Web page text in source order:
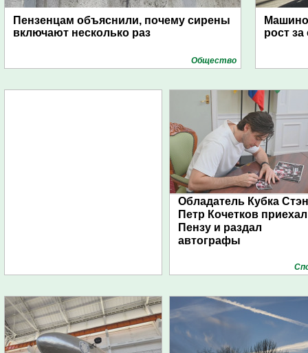
Пензенцам объяснили, почему сирены
включают несколько раз
Общество
рост за
Обладатель Кубка
Петр Кочетков
Пензу и раздал
автографы